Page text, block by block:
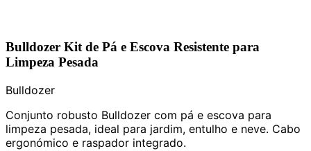
Bulldozer Kit de Pá e Escova Resistente para
Limpeza Pesada
Bulldozer
Conjunto robusto Bulldozer com pá e escova para
limpeza pesada, ideal para jardim, entulho e neve. Cabo
ergonómico e raspador integrado.